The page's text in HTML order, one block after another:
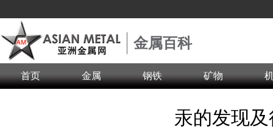
金属百科
首页 金属 钢铁 矿物
汞的发现